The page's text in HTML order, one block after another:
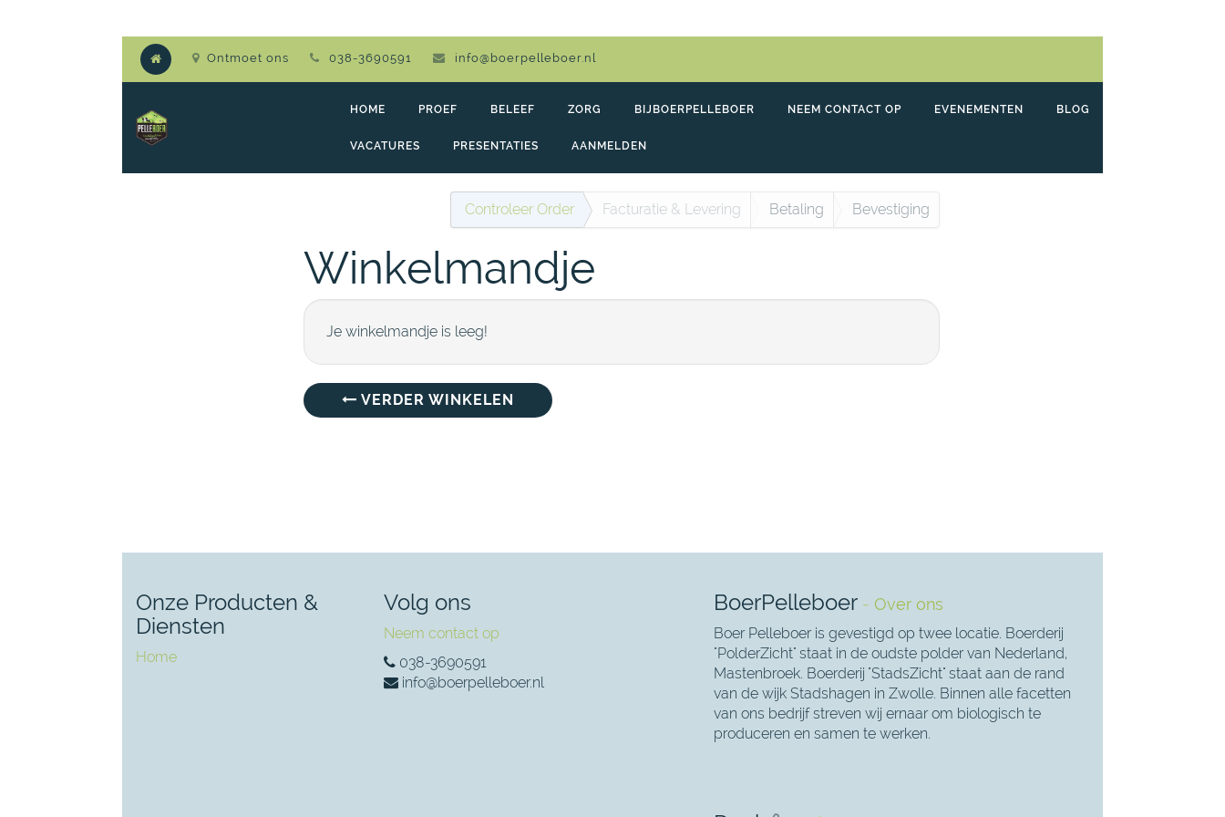
Ontmoet ons 038-3690591 info@boerpelleboer.nl
HOME PROEF BELEEF ZORG BIJBOERPELLEBOER NEEM CONTACT OP EVENEMENTEN BLOG
VACATURES PRESENTATIES AANMELDEN
Controleer Order Facturatie & Levering Betaling Bevestiging
Winkelmandje
Je winkelmandje is leeg!
VERDER WINKELEN
Onze Producten &
Diensten
Home
Volg ons
Neem contact op
038-3690591
info@boerpelleboer.nl
BoerPelleboer - Over ons
Boer Pelleboer is gevestigd op twee locatie. Boerderij
"PolderZicht" staat in de oudste polder van Nederland,
Mastenbroek. Boerderij "StadsZicht" staat aan de rand
van de wijk Stadshagen in Zwolle. Binnen alle facetten
van ons bedrijf streven wij ernaar om biologisch te
produceren en samen te werken.